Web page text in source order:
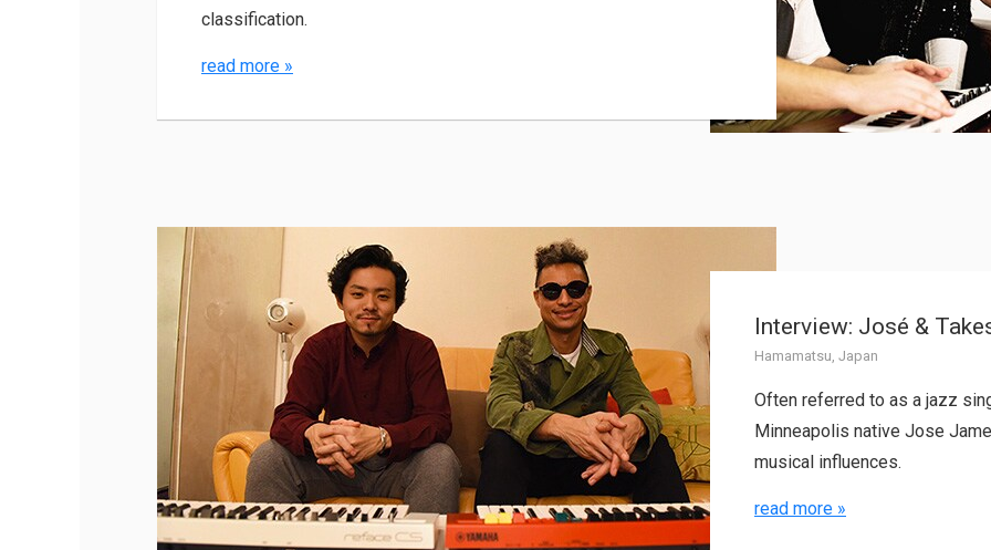
classification.
read more »
Interview: José &
Hamamatsu, Japan
Often referred to as a jazz
Minneapolis native Jose
musical influences.
read more »